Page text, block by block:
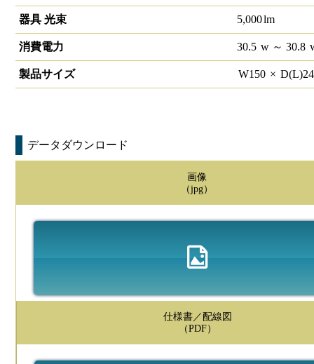
器具 光束 5,000lm
消費電力 30.5 w～ 30.8
製品サイズ W150 × D(L)
データダウンロード
画像
（jpg）
仕様書／配線図
（PDF）